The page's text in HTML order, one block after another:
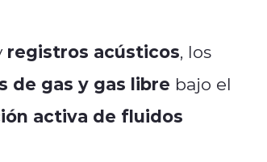
registros acústicos, los
de gas y gas libre bajo el
activa de fluidos